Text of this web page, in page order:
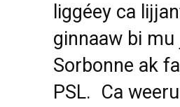
liggéey ca
ginnaaw bi mu
Sorbonne ak
PSL. Ca